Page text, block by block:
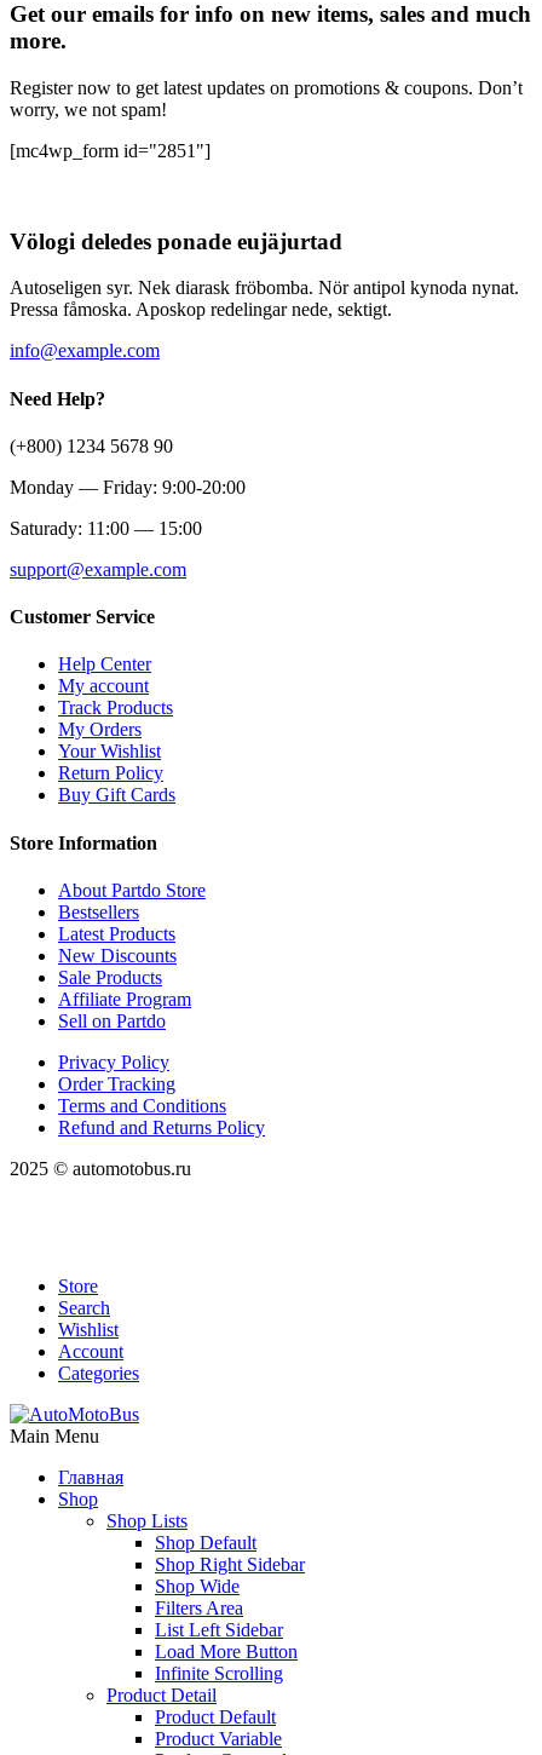
Get our emails for info on new items, sales and much
more.
Register now to get latest updates on promotions & coupons. Don’t
worry, we not spam!
[mc4wp_form id="2851"]
Völogi deledes ponade eujäjurtad
Autoseligen syr. Nek diarask fröbomba. Nör antipol kynoda nynat.
Pressa fåmoska. Aposkop redelingar nede, sektigt.
info@example.com
Need Help?
(+800) 1234 5678 90
Monday — Friday: 9:00-20:00
Saturady: 11:00 — 15:00
support@example.com
Customer Service
Help Center
My account
Track Products
My Orders
Your Wishlist
Return Policy
Buy Gift Cards
Store Information
About Partdo Store
Bestsellers
Latest Products
New Discounts
Sale Products
Affiliate Program
Sell on Partdo
Privacy Policy
Order Tracking
Terms and Conditions
Refund and Returns Policy
2025 © automotobus.ru
Store
Search
Wishlist
Account
Categories
Main Menu
Главная
Shop
Shop Lists
Shop Default
Shop Right Sidebar
Shop Wide
Filters Area
List Left Sidebar
Load More Button
Infinite Scrolling
Product Detail
Product Default
Product Variable